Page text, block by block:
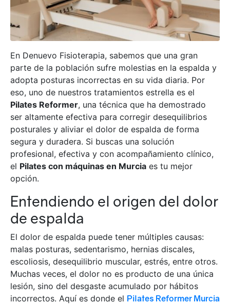
En Denuevo Fisioterapia, sabemos que una gran
parte de la población sufre molestias en la espalda y
adopta posturas incorrectas en su vida diaria. Por
eso, uno de nuestros tratamientos estrella es el
Pilates Reformer, una técnica que ha demostrado
ser altamente efectiva para corregir desequilibrios
posturales y aliviar el dolor de espalda de forma
segura y duradera. Si buscas una solución
profesional, efectiva y con acompañamiento clínico,
el Pilates con máquinas en Murcia es tu mejor
opción.
Entendiendo el origen del dolor
de espalda
El dolor de espalda puede tener múltiples causas:
malas posturas, sedentarismo, hernias discales,
escoliosis, desequilibrio muscular, estrés, entre otros.
Muchas veces, el dolor no es producto de una única
lesión, sino del desgaste acumulado por hábitos
incorrectos. Aquí es donde el Pilates Reformer Murcia